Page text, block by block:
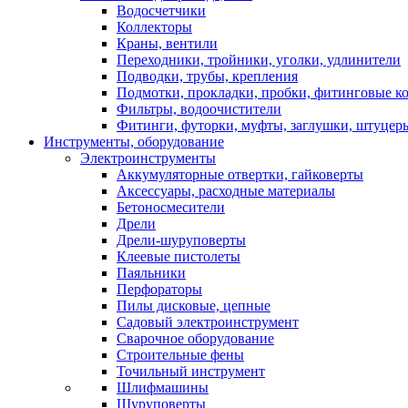
Водосчетчики
Коллекторы
Краны, вентили
Переходники, тройники, уголки, удлинители
Подводки, трубы, крепления
Подмотки, прокладки, пробки, фитинговые
Фильтры, водоочистители
Фитинги, футорки, муфты, заглушки,
Инструменты, оборудование
Электроинструменты
Аккумуляторные отвертки, гайковерты
Аксессуары, расходные материалы
Бетоносмесители
Дрели
Дрели-шуруповерты
Клеевые пистолеты
Паяльники
Перфораторы
Пилы дисковые, цепные
Садовый электроинструмент
Сварочное оборудование
Строительные фены
Точильный инструмент
Шлифмашины
Шуруповерты